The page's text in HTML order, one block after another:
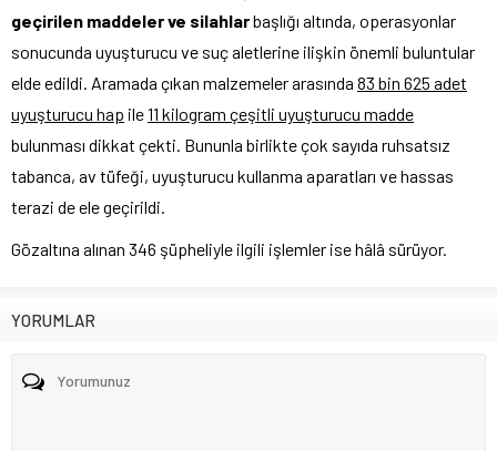
geçirilen maddeler ve silahlarbaşlığı altında, operasyonlar
sonucunda uyuşturucu ve suç aletlerine ilişkin önemli buluntular
elde edildi. Aramada çıkan malzemeler arasında 83 bin 625 adet
uyuşturucu hap ile11 kilogram çeşitli uyuşturucu madde
bulunması dikkat çekti. Bununla birlikte çok sayıda ruhsatsız
tabanca, av tüfeği, uyuşturucu kullanma aparatları ve hassas
terazi de ele geçirildi.
Gözaltına alınan 346 şüpheliyle ilgili işlemler ise hâlâ sürüyor.
YORUMLAR